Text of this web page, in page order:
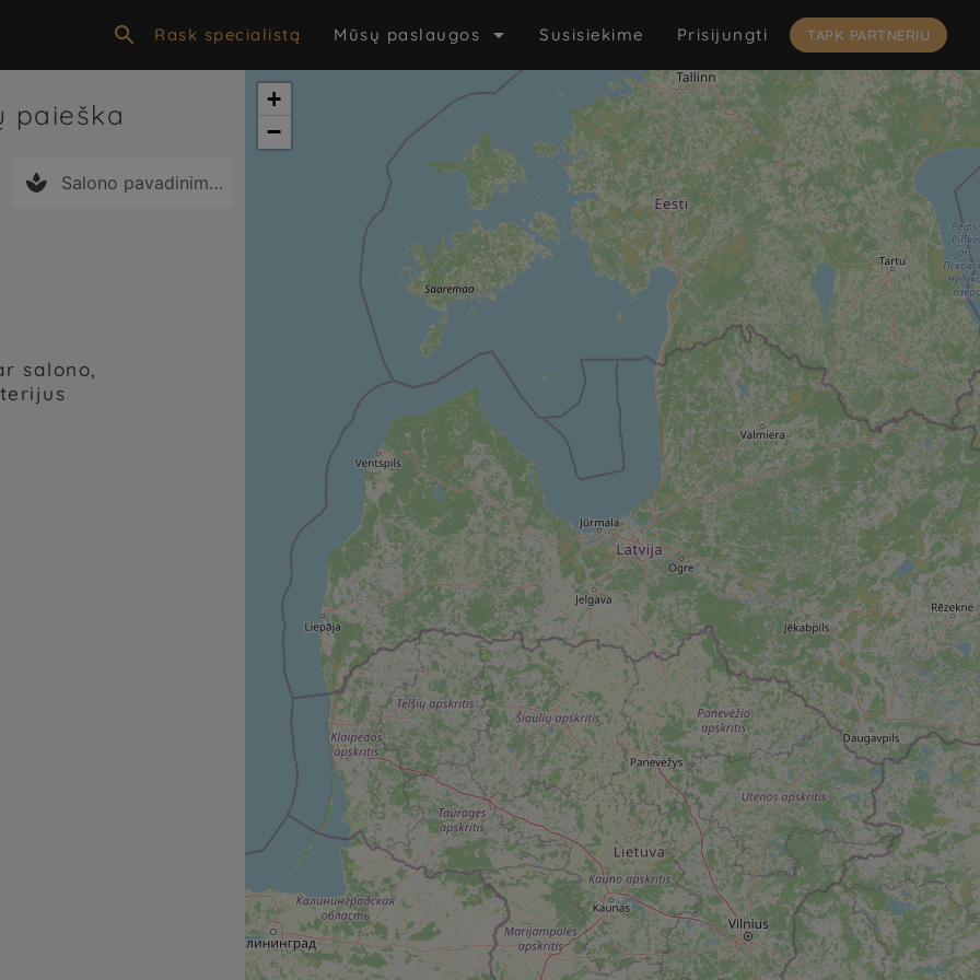
 Rask specialistą Mūsų paslaugos  Susisiekime Prisijungti TAPK PARTNERIU
paieška

salono,
+
−